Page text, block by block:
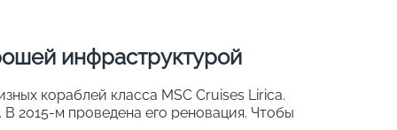
инфраструктурой
кораблей класса MSC Cruises Lirica.
2015-м проведена его реновация. Чтобы